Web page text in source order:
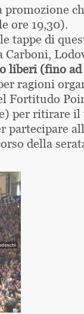
ore 19,30).
tappe di
liberi (fino
ragioni
Fortitudo
per ritirare
partecipare
della